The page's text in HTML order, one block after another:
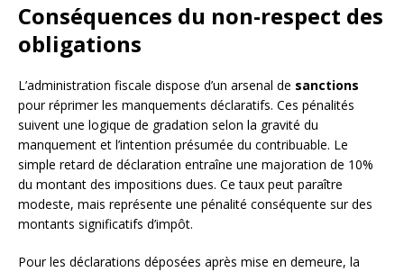
Conséquences du non-respect des
obligations
L’administration fiscale dispose d’un arsenal de sanctions
pour réprimer les manquements déclaratifs. Ces pénalités
suivent une logique de gradation selon la gravité du
manquement et l’intention présumée du contribuable. Le
simple retard de déclaration entraîne une majoration de 10%
du montant des impositions dues. Ce taux peut paraître
modeste, mais représente une pénalité conséquente sur des
montants significatifs d’impôt.
Pour les déclarations déposées après mise en demeure, la